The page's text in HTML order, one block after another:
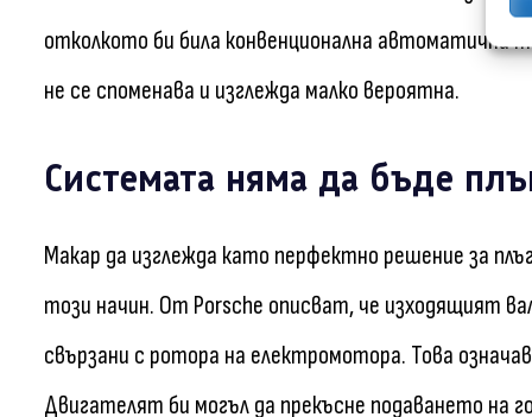
отколкото би била конвенционална
не се споменава и изглежда малко вероятна.
Системата няма да бъде
Макар да изглежда като перфектно решение за
този начин. От Porsche описват, че изходящият
свързани с ротора на електромотора. Това
Двигателят би могъл да прекъсне подаването на